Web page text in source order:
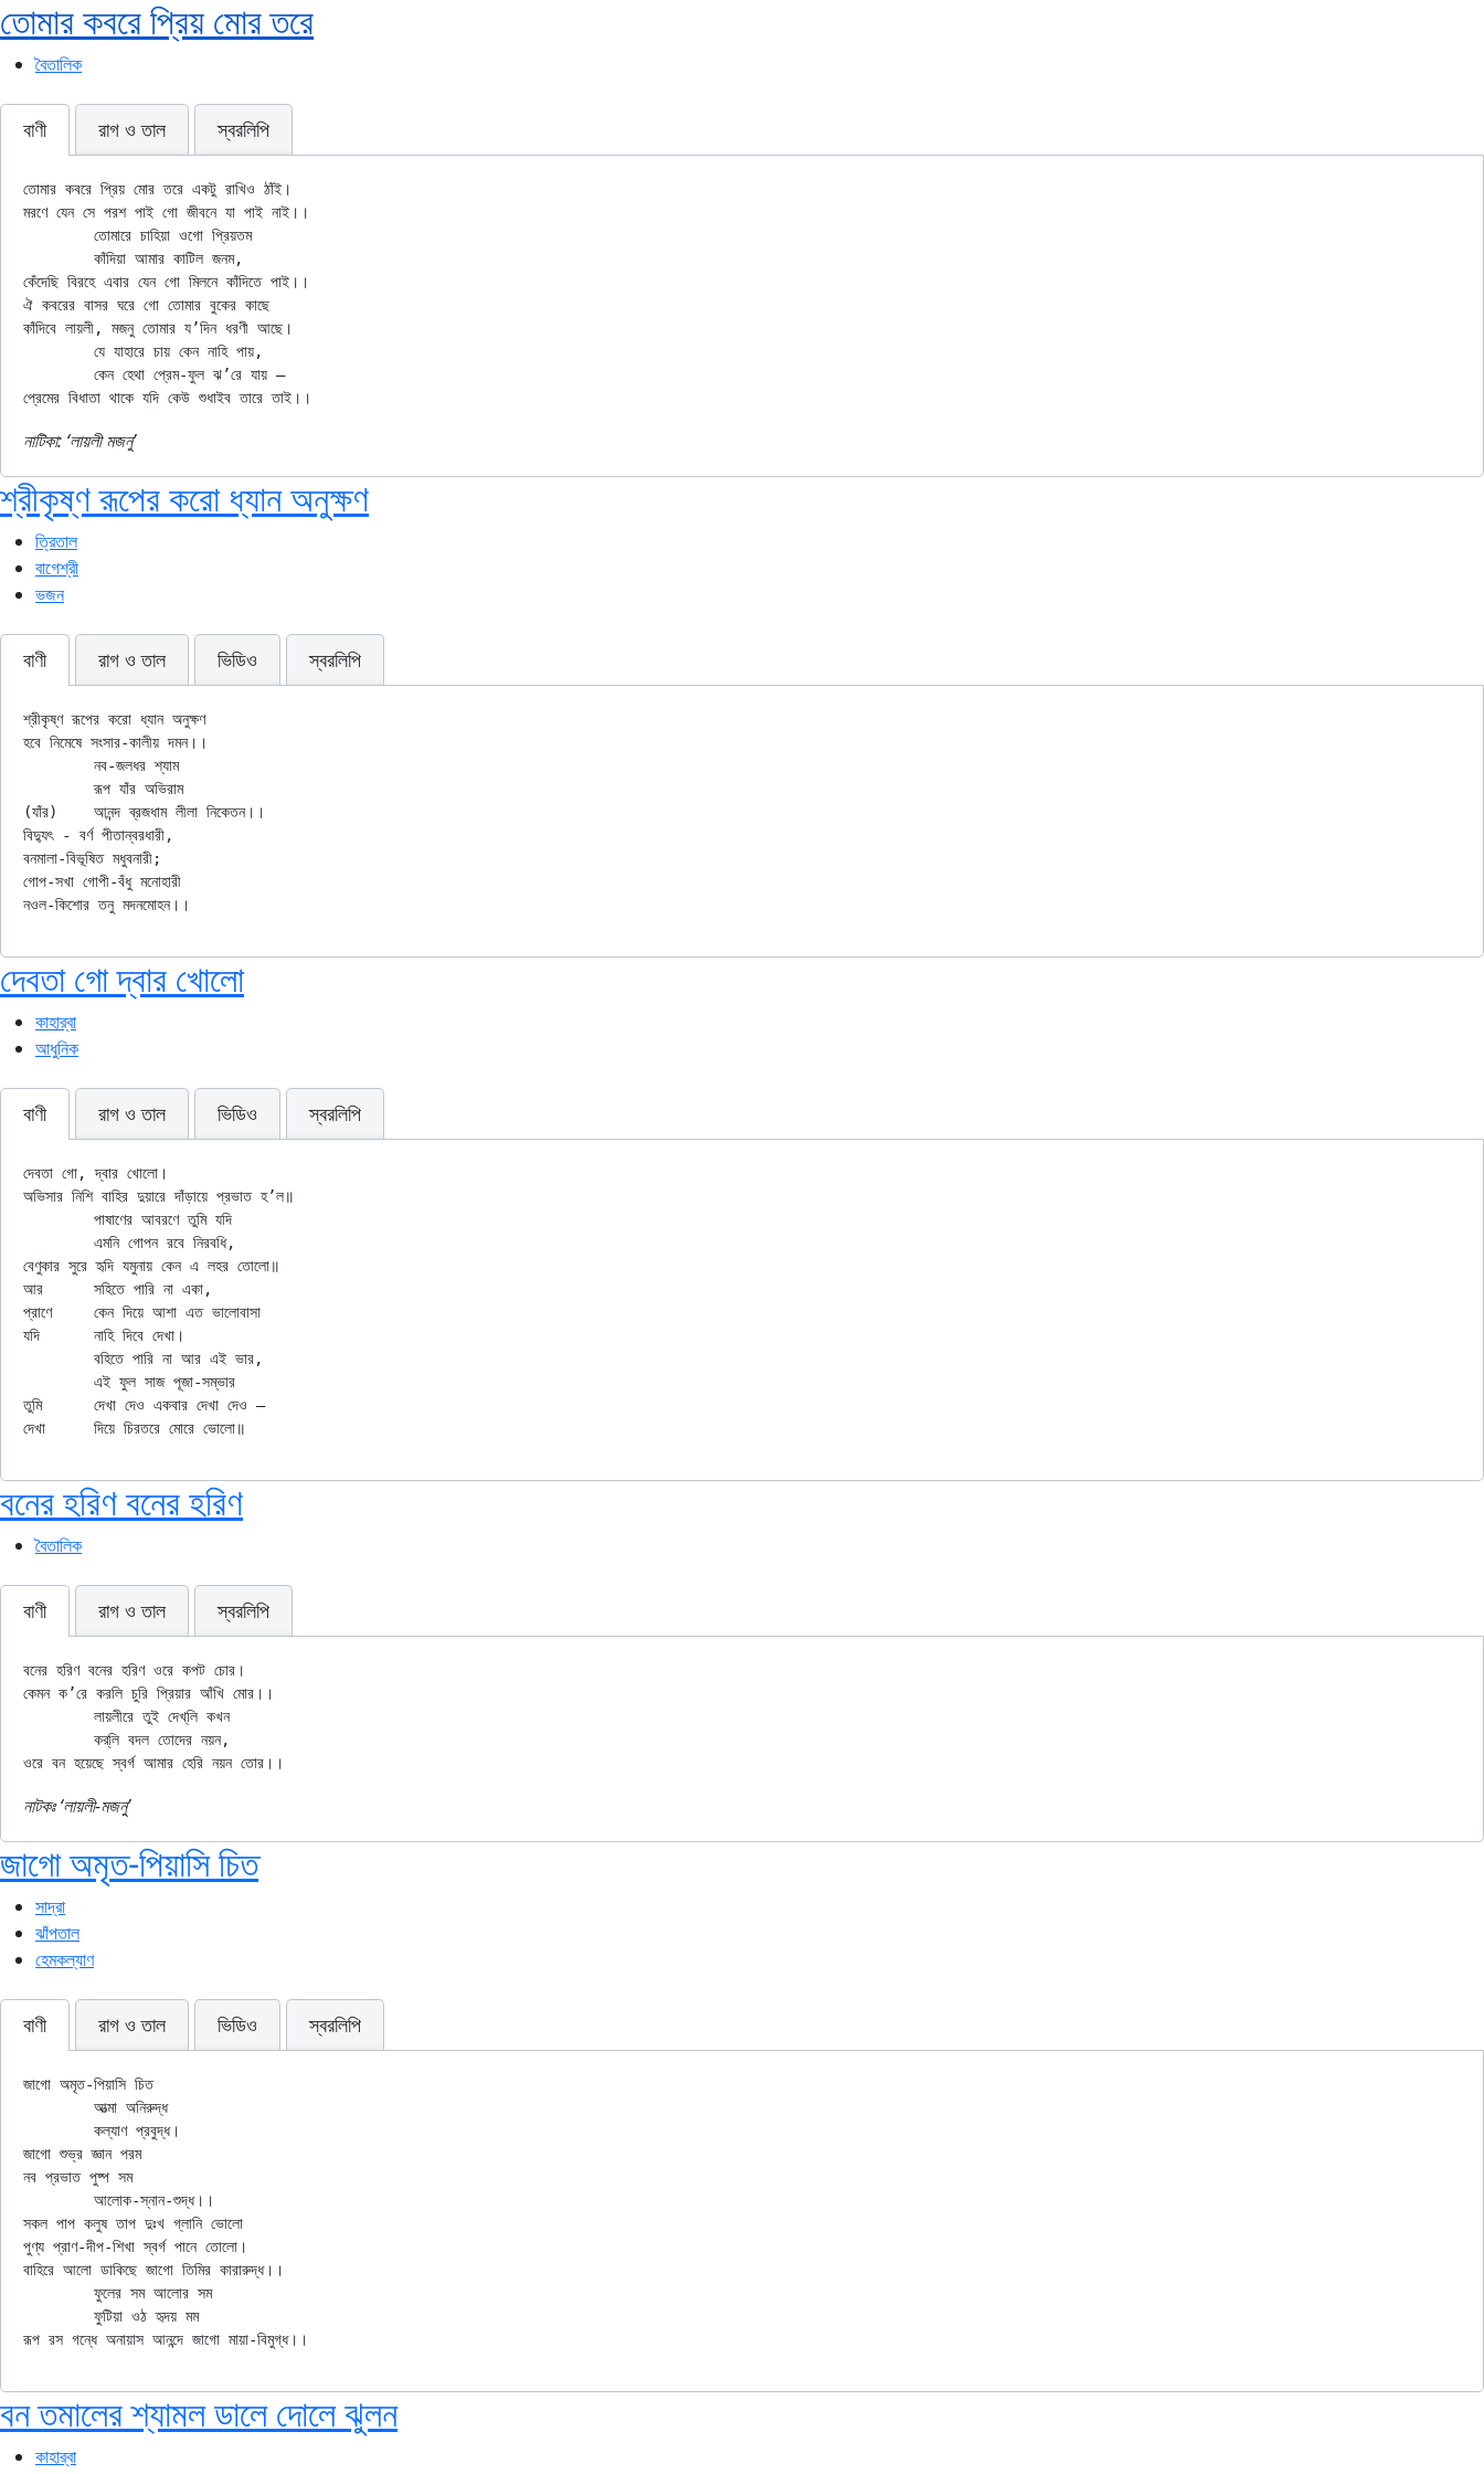
তোমার কবরে প্রিয় মোর তরে
বৈতালিক
বাণী রাগ ও তাল স্বরলিপি
তোমার কবরে প্রিয় মোর তরে একটু রাখিও ঠাঁই।
মরণে যেন সে পরশ পাই গো জীবনে যা পাই নাই।।
কেঁদেছি বিরহে এবার যেন গো মিলনে কাঁদিতে পাই।।
ঐ কবরের বাসর ঘরে গো তোমার বুকের কাছে
কাঁদিবে লায়লী, মজনু তোমার য’দিন ধরণী আছে।
নাটিকা: ‌‘লায়লী মজনু’
শ্রীকৃষ্ণ রূপের করো ধ্যান অনুক্ষণ
ত্রিতাল
বাগেশ্রী
ভজন
বাণী রাগ ও তাল ভিডিও স্বরলিপি
শ্রীকৃষ্ণ রূপের করো ধ্যান অনুক্ষণ
হবে নিমেষে সংসার-কালীয় দমন।।
	রূপ যাঁর অভিরাম
(যাঁর)	আনন্দ ব্রজধাম লীলা নিকেতন।।
বিদ্যুৎ - বর্ণ পীতান্বরধারী,
বনমালা-বিভূষিত মধুবনারী;
গোপ-সখা গোপী-বঁধু মনোহারী
দেবতা গো দ্বার খোলো
কাহার্‌বা
আধুনিক
বাণী রাগ ও তাল ভিডিও স্বরলিপি
দেবতা গো, দ্বার খোলো।
অভিসার নিশি বাহির দুয়ারে দাঁড়ায়ে প্রভাত হ’ল॥
বেণুকার সুরে হৃদি যমুনায় কেন এ লহর তোলো॥
আর	সহিতে পারি না একা,
প্রাণে	কেন দিয়ে আশা এত ভালোবাসা
যদি	নাহি দিবে দেখা।
তুমি	দেখা দেও একবার দেখা দেও —
বনের হরিণ বনের হরিণ
বৈতালিক
বাণী রাগ ও তাল স্বরলিপি
বনের হরিণ বনের হরিণ ওরে কপট চোর।
কেমন ক’রে করলি চুরি প্রিয়ার আঁখি মোর।।
নাটকঃ ‘লায়লী-মজনু’
জাগো অমৃত-পিয়াসি চিত
সাদ্রা
ঝাঁপতাল
হেমকল্যাণ
বাণী রাগ ও তাল ভিডিও স্বরলিপি
জাগো অমৃত-পিয়াসি চিত
জাগো শুভ্র জ্ঞান পরম
নব প্রভাত পুষ্প সম
সকল পাপ কলুষ তাপ দুঃখ গ্লানি ভোলো
পুণ্য প্রাণ-দীপ-শিখা স্বর্গ পানে তোলো।
বাহিরে আলো ডাকিছে জাগো তিমির কারারুদ্ধ।।
বন তমালের শ্যামল ডালে দোলে ঝুলন
কাহার্‌বা